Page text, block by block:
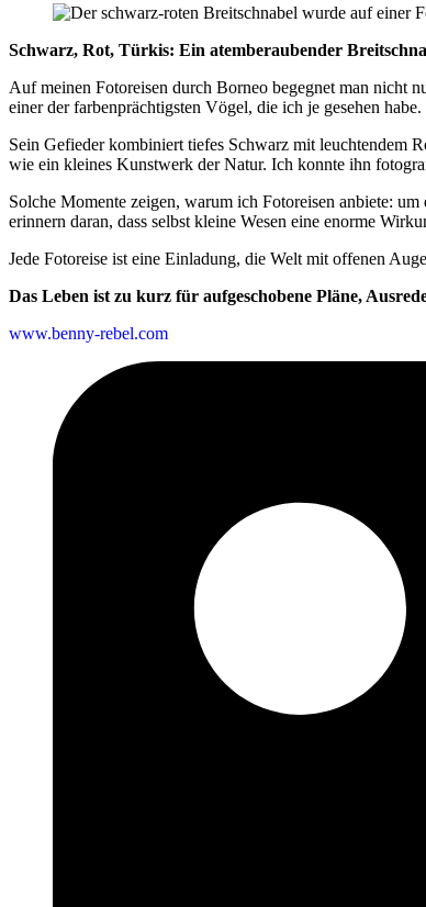
Schwarz, Rot, Türkis: Ein atemberaubender
Auf meinen Fotoreisen durch Borneo begegnet man nicht
einer der farbenprächtigsten Vögel, die ich je gesehen habe.
Sein Gefieder kombiniert tiefes Schwarz mit leuchtendem
wie ein kleines Kunstwerk der Natur. Ich konnte ihn
Solche Momente zeigen, warum ich Fotoreisen anbiete:
erinnern daran, dass selbst kleine Wesen eine enorme
Jede Fotoreise ist eine Einladung, die Welt mit offenen
Das Leben ist zu kurz für aufgeschobene Pläne,
www.benny-rebel.com